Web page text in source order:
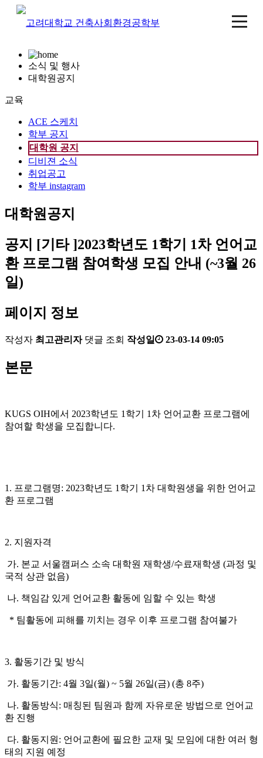
소식 및 행사
대학원공지
교육
ACE 스케치
학부 공지
대학원 공지
디비젼 소식
취업공고
학부 instagram
대학원공지
공지 [기타 ]2023학년도 1학기 1차 언어교
환 프로그램 참여학생 모집 안내 (~3월 26
일)
페이지 정보
작성자 최고관리자 댓글 조회 작성일 23-03-14 09:05
본문
KUGS OIH에서 2023학년도 1학기 1차 언어교환 프로그램에
참여할 학생을 모집합니다.
1. 프로그램명: 2023학년도 1학기 1차 대학원생을 위한 언어교
환 프로그램
2. 지원자격
가. 본교 서울캠퍼스 소속 대학원 재학생/수료재학생 (과정 및
국적 상관 없음)
나. 책임감 있게 언어교환 활동에 임할 수 있는 학생
* 팀활동에 피해를 끼치는 경우 이후 프로그램 참여불가
3. 활동기간 및 방식
가. 활동기간: 4월 3일(월) ~ 5월 26일(금) (총 8주)
나. 활동방식: 매칭된 팀원과 함께 자유로운 방법으로 언어교
환 진행
다. 활동지원: 언어교환에 필요한 교재 및 모임에 대한 여러 형
태의 지원 예정